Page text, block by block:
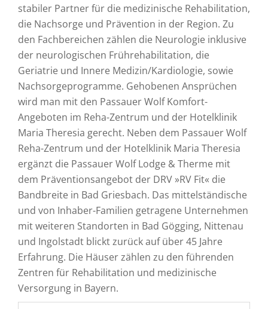
stabiler Partner für die medizinische Rehabilitation,
die Nachsorge und Prävention in der Region. Zu
den Fachbereichen zählen die Neurologie inklusive
der neurologischen Frührehabilitation, die
Geriatrie und Innere Medizin/Kardiologie, sowie
Nachsorgeprogramme. Gehobenen Ansprüchen
wird man mit den Passauer Wolf Komfort-
Angeboten im Reha-Zentrum und der Hotelklinik
Maria Theresia gerecht. Neben dem Passauer Wolf
Reha-Zentrum und der Hotelklinik Maria Theresia
ergänzt die Passauer Wolf Lodge & Therme mit
dem Präventionsangebot der DRV »RV Fit« die
Bandbreite in Bad Griesbach. Das mittelständische
und von Inhaber-Familien getragene Unternehmen
mit weiteren Standorten in Bad Gögging, Nittenau
und Ingolstadt blickt zurück auf über 45 Jahre
Erfahrung. Die Häuser zählen zu den führenden
Zentren für Rehabilitation und medizinische
Versorgung in Bayern.